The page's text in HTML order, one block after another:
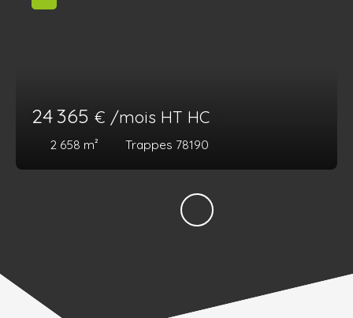
24 365 € /mois HT HC
2 658 m² Trappes 78190